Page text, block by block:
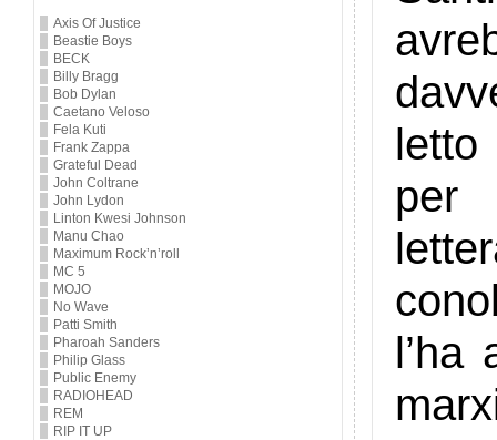
Axis Of Justice
Beastie Boys
BECK
Billy Bragg
Bob Dylan
Caetano Veloso
Fela Kuti
Frank Zappa
Grateful Dead
John Coltrane
John Lydon
Linton Kwesi Johnson
Manu Chao
Maximum Rock’n’roll
MC 5
MOJO
No Wave
Patti Smith
Pharoah Sanders
Philip Glass
Public Enemy
RADIOHEAD
REM
RIP IT UP
letto
per
l’ha